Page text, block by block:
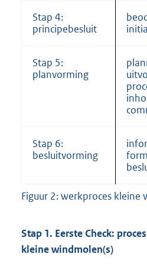
Stap 4:
principebesluit
Stap 5:
planvorming
Stap 6:
besluitvorming
Figuur 2: werkproces kleine
Stap 1. Eerste Check:
kleine windmolen(s)